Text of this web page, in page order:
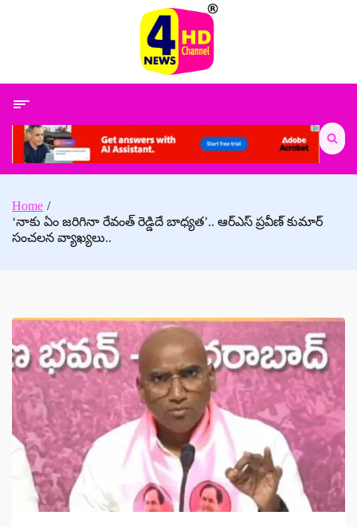
Search
for:
Home
‘నాకు ఏం జరిగినా రేవంత్ రెడ్డిదే బాధ్యత’.. ఆర్ఎస్ ప్రవీణ్ కుమార్
సంచలన వ్యాఖ్యలు..